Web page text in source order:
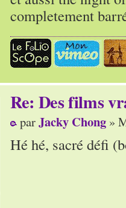
completement
Re: Des films
parJacky Chong »
Hé hé, sacré défi